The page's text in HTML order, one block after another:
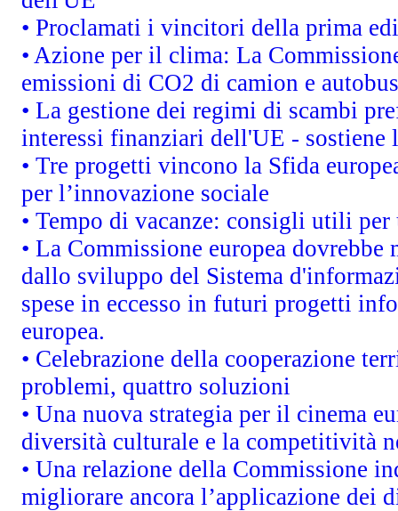
• Proclamati i vincitori della prima
• Azione per il clima: La
emissioni di CO2 di camion e autobus
• La gestione dei regimi di scambi
interessi finanziari dell'UE - sostiene
• Tre progetti vincono la Sfida
per l’innovazione sociale
• Tempo di vacanze: consigli utili per
• La Commissione europea
dallo sviluppo del Sistema
spese in eccesso in futuri progetti
europea.
• Celebrazione della cooperazione
problemi, quattro soluzioni
• Una nuova strategia per il cinema
diversità culturale e la competitività
• Una relazione della Commissione
migliorare ancora l’applicazione dei